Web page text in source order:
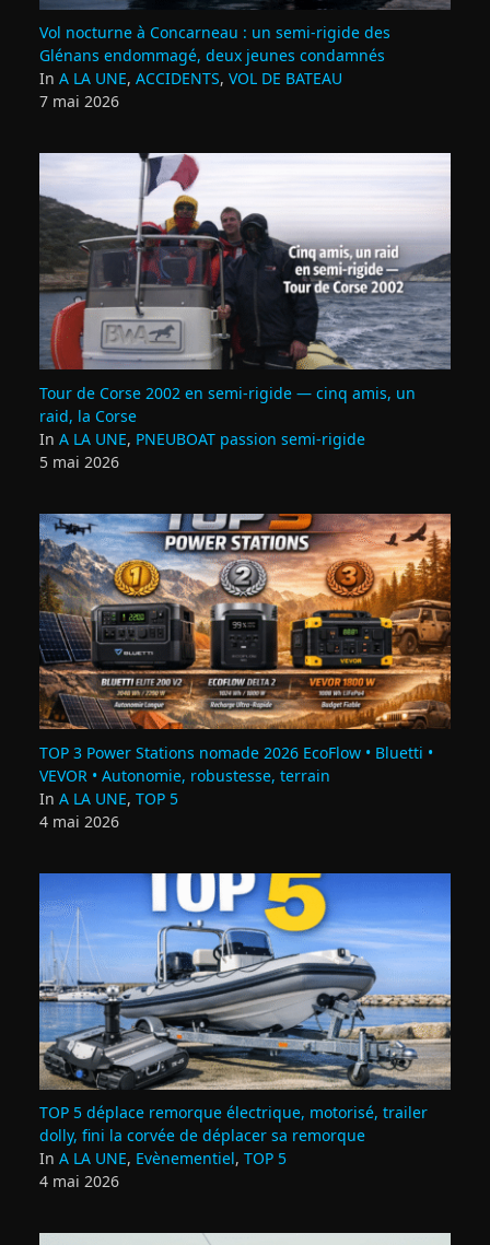
Vol nocturne à Concarneau : un semi‑rigide des
Glénans endommagé, deux jeunes condamnés
In A LA UNE, ACCIDENTS, VOL DE BATEAU
7 mai 2026
Tour de Corse 2002 en semi‑rigide — cinq amis, un
raid, la Corse
In A LA UNE, PNEUBOAT passion semi-rigide
5 mai 2026
TOP 3 Power Stations nomade 2026 EcoFlow • Bluetti •
VEVOR • Autonomie, robustesse, terrain
In A LA UNE, TOP 5
4 mai 2026
TOP 5 déplace remorque électrique, motorisé, trailer
dolly, fini la corvée de déplacer sa remorque
In A LA UNE, Evènementiel, TOP 5
4 mai 2026